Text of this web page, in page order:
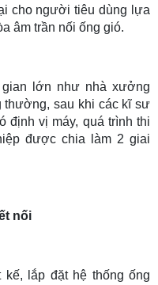
cho người tiêu dùng lựa
âm trần nối ống gió.
lớn như nhà xưởng
thường, sau khi các kĩ sư
định vị máy, quá trình thi
được chia làm 2 giai
nối
lắp đặt hệ thống ống